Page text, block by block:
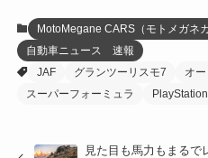
(32) (36) (8)
MotoMegane CARS（モトメガネ
自動車ニュース 速報
JAF
グランツーリスモ7 オ
スーパーフォーミュラ
PlayStation
見た目も馬力もまる